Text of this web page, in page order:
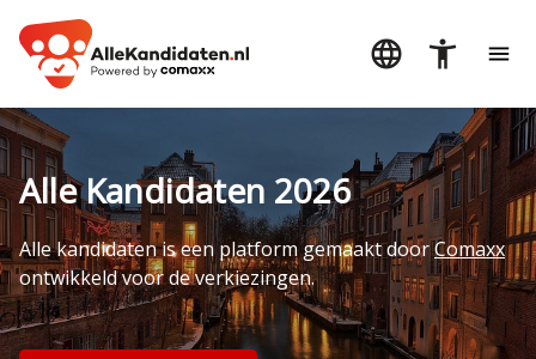
Alle Kandidaten 2026
Alle kandidaten is een platform gemaakt doorComaxx
ontwikkeld voor de verkiezingen.